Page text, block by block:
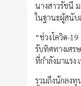
นางสาวรัชนี
ในฐานะผู้สนับ
“ช่วงโควิด-
รับทิศทางเศร
ที่กำลังมาแรง
รวมถึงนักลงทุ